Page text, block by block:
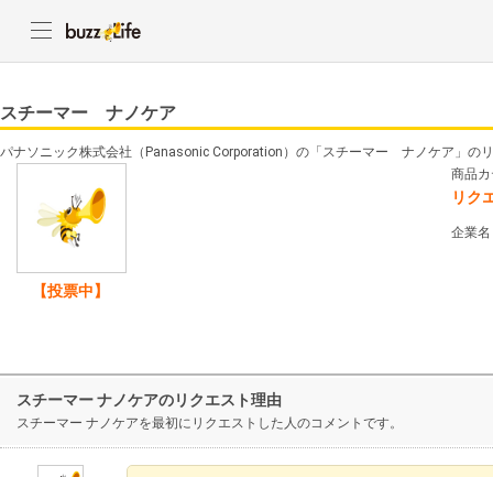
スチーマー ナノケア
パナソニック株式会社（Panasonic Corporation）の「スチーマー ナノケア」の
【投票中】
商品
リク
企業
スチーマー ナノケアのリクエスト理由
スチーマー ナノケアを最初にリクエストした人のコメントです。